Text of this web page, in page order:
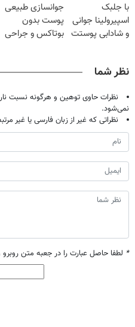
شدی🔥
با جلبک
اسپیرولینا جوانی
و شادابی پوستت
جوانسازی طبیعی
پوست بدون
بوتاکس و جراحی
نظر شما
نظرات حاوی توهین و هرگونه نسبت
نمی‌شود.
نظراتی که غیر از زبان فارسی یا غیر
* لطفا حاصل عبارت را در جعبه متن روبرو